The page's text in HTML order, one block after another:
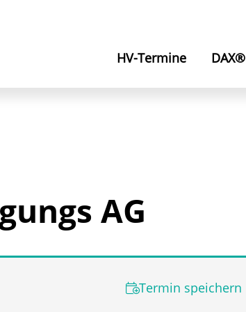
HV-Termine DAX®
AG
Termin speichern